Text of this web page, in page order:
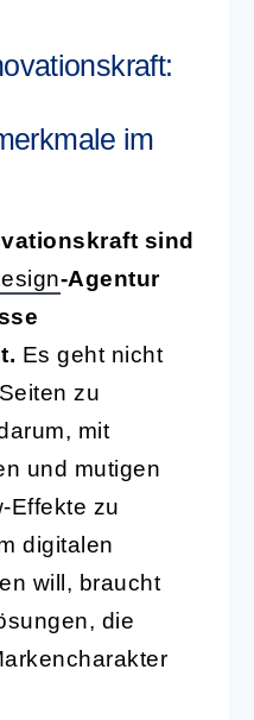
im
sind
-Agentur
Es geht nicht
zu
mit
und mutigen
Effekte zu
digitalen
will, braucht
die